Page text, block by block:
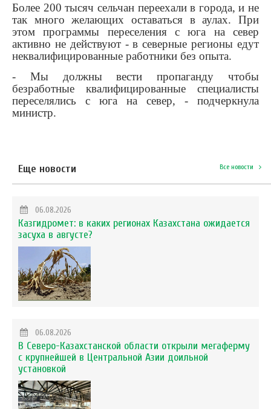
Более 200 тысяч сельчан переехали в города, и не
так много желающих оставаться в аулах. При
этом программы переселения с юга на север
активно не действуют - в северные регионы едут
неквалифицированные работники без опыта.
- Мы должны вести пропаганду чтобы
безработные квалифицированные специалисты
переселялись с юга на север, - подчеркнула
министр.
Еще новости Все новости
06.08.2026
Казгидромет: в каких регионах Казахстана ожидается
засуха в августе?
06.08.2026
В Северо-Казахстанской области открыли мегаферму
с крупнейшей в Центральной Азии доильной
установкой